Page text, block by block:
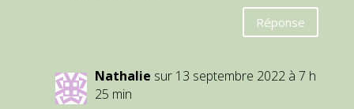
Réponse
Nathalie sur 13 septembre 2022 à 7 h
25 min